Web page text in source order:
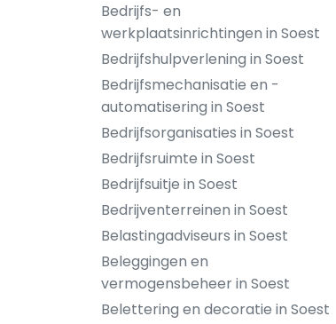
Bedrijfs- en
werkplaatsinrichtingen in Soest
Bedrijfshulpverlening in Soest
Bedrijfsmechanisatie en -
automatisering in Soest
Bedrijfsorganisaties in Soest
Bedrijfsruimte in Soest
Bedrijfsuitje in Soest
Bedrijventerreinen in Soest
Belastingadviseurs in Soest
Beleggingen en
vermogensbeheer in Soest
Belettering en decoratie in Soest